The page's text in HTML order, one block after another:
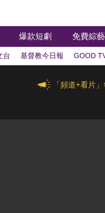
爆款短劇 免費綜藝
台 基督教今日報 GOOD
「頻道+看片